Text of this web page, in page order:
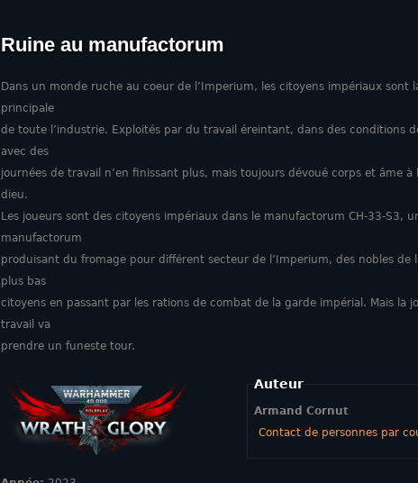
Ruine au manufactorum
Dans un monde ruche au coeur de l’Imperium, les citoyens impériaux sont
principale
de toute l’industrie. Exploités par du travail éreintant, dans des conditions
avec des
journées de travail n’en finissant plus, mais toujours dévoué corps et âme à
dieu.
Les joueurs sont des citoyens impériaux dans le manufactorum CH-33-S3,
manufactorum
produisant du fromage pour différent secteur de l’Imperium, des nobles de
plus bas
citoyens en passant par les rations de combat de la garde impérial. Mais la
travail va
prendre un funeste tour.
Auteur
Armand Cornut
Contact de personnes par